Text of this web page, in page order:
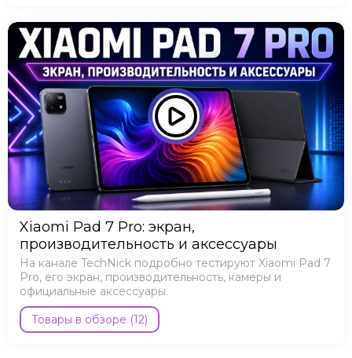
Xiaomi Pad 7 Pro: экран,
производительность и аксессуары
На канале TechNick подробно тестируют Xiaomi Pad 7
Pro, его экран, производительность, камеры и
официальные аксессуары.
Товары в обзоре (12)